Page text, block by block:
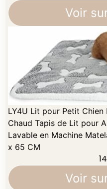
Voir
LY4U Lit pour Petit
Chaud Tapis de Lit pour
Lavable en Machine
x 65 CM
Voir